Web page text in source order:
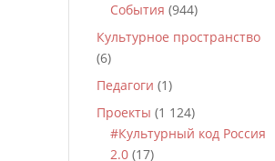
События (944)
Культурное пространство
(6)
Педагоги (1)
Проекты (1 124)
#Культурный код Россия
2.0 (17)